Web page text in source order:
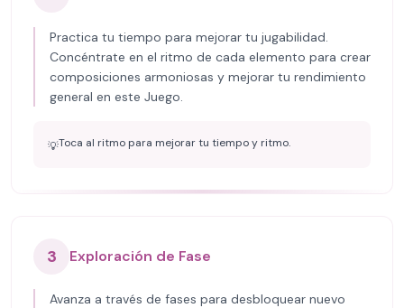
Practica tu tiempo para mejorar tu jugabilidad.
Concéntrate en el ritmo de cada elemento para crear
composiciones armoniosas y mejorar tu rendimiento
general en este Juego.
💡Toca al ritmo para mejorar tu tiempo y ritmo.
3 Exploración de Fase
Avanza a través de fases para desbloquear nuevo